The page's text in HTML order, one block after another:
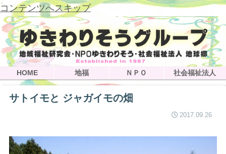
コンテンツへスキップ
HOME 地福 ＮＰＯ 社会福祉法人
サトイモと ジャガイモの畑
2017.09.26